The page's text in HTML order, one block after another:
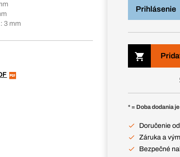
3 mm
Prihlásenie
* = Doba dodania
Doručenie
Záruka a
Bezpečné